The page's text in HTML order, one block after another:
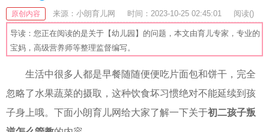
原创内容 来源：小朗育儿网 时间：2023-10-25 02:45:01 阅读()
收藏：27 分享：44 爆
导读：您正在阅读的是关于【幼儿园】的问题，本文由育儿专家，专业的
宝妈，高级营养师等整理监督编写。
生活中很多人都是早餐随随便便吃片面包和饼干，完全
忽略了水果蔬菜的摄取，这种饮食坏习惯绝对不能延续到孩
子身上哦。下面小朗育儿网给大家了解一下关于初二孩子叛